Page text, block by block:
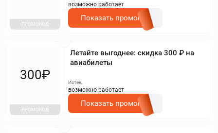
ПРОМОКОД
возможно работает
Показать промокод
Летайте выгоднее: скидка 300 ₽ на
авиабилеты
300₽
ПРОМОКОД
Истек,
возможно работает
Показать промокод